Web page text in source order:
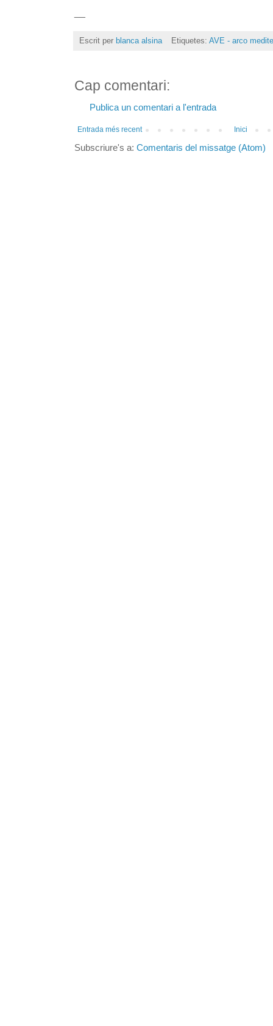
Escrit per blanca alsina Etiquetes: AVE - arco
Cap comentari:
Publica un comentari a l'entrada
Entrada més recent Inici
Subscriure's a: Comentaris del missatge (Atom)